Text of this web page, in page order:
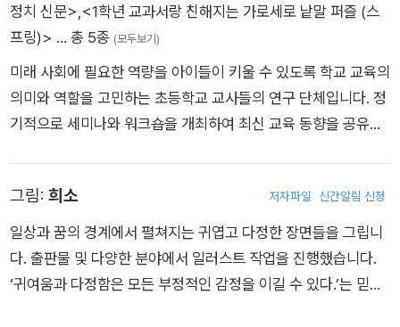
힘을 키우는 일은 그 무엇보다 소중합니다. 이 책이 그 첫걸음이
되어줄 거라 믿습니다. 정치란 특별한 사람들만의 것이 아니라는
사실을 아이들에게 알려주고 싶은 모든 부모님과 선생님들께 추
천합니다.
정치 신문>,<1학년 교과서랑 친해지는 가로세로 낱말 퍼즐 (스
프링)> … 총 5종 (모두보기)
미래 사회에 필요한 역량을 아이들이 키울 수 있도록 학교 교육의
의미와 역할을 고민하는 초등학교 교사들의 연구 단체입니다. 정
기적으로 세미나와 워크숍을 개최하여 최신 교육 동향을 공유하
제 교육, 문해력 교육, 환경 교육 등 다양한 분야의 전문성을 갖춘
교사들이 모여 아이들이 자신의 잠재력을 발견하고 행복한 학교
를 만들어 나가기 위해 노력하고 있습니다. 김영주 선생님 서울홍
제초등학교 서울시교육청 컨설팅 장학위원으로 활동하며, 디지
그림: 희소 저자파일 신간알림 신청
일상과 꿈의 경계에서 펼쳐지는 귀엽고 다정한 장면들을 그립니
다. 출판물 및 다양한 분야에서 일러스트 작업을 진행했습니다.
‘귀여움과 다정함은 모든 부정적인 감정을 이길 수 있다.’는 믿음